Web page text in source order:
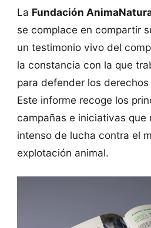
La Fundación
se complace en compartir
un testimonio vivo del
la constancia con la que
para defender los
Este informe recoge los
campañas e iniciativas que
intenso de lucha contra el
explotación animal.